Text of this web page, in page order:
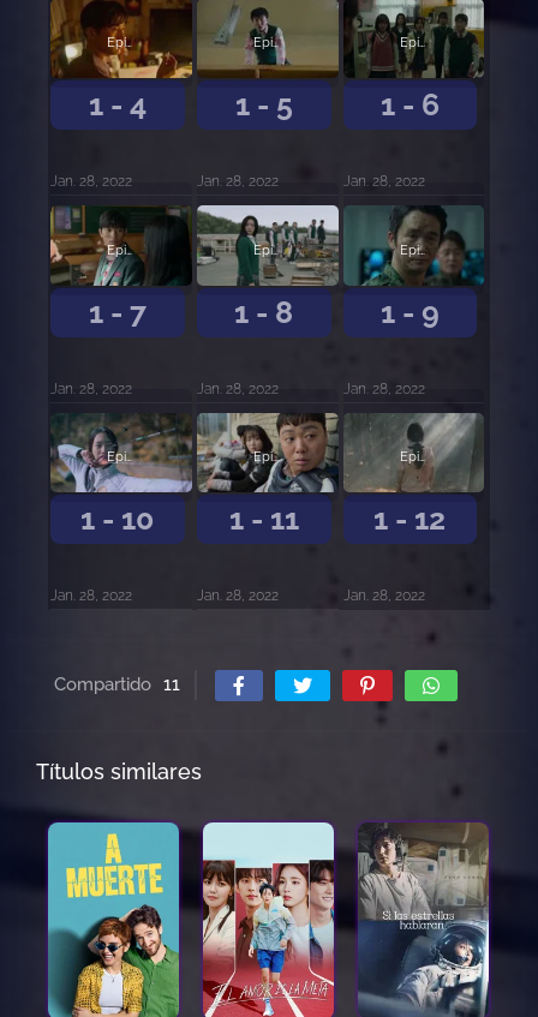
1 - 4
Episodio 4
Jan. 28, 2022
1 - 5
Episodio 5
Jan. 28, 2022
1 - 6
Episodio 6
Jan. 28, 2022
1 - 7
Episodio 7
Jan. 28, 2022
1 - 8
Episodio 8
Jan. 28, 2022
1 - 9
Episodio 9
Jan. 28, 2022
1 - 10
Episodio 10
Jan. 28, 2022
1 - 11
Episodio 11
Jan. 28, 2022
1 - 12
Episodio 12
Jan. 28, 2022
Compartido 11
Títulos similares